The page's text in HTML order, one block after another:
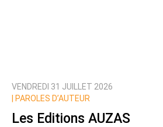
VENDREDI 31 JUILLET 2026
PAROLES D’AUTEUR
Les Editions AUZAS